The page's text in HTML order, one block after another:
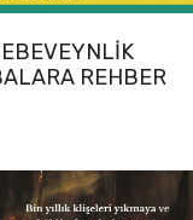
EBEVEYNLIK
REHBER